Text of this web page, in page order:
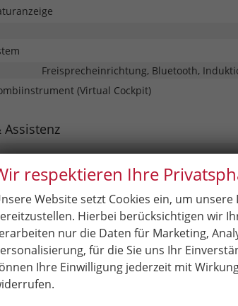
Freisprecheinrichtung, Bluetooth,
(Virtual Cockpit)
Assistenz
Kopfairbags Vorne, Beifahrerairbag
Fenster-/Kopfairbags Hinten
Tempomat, Notbremsassistent (City-Safety),
Abstandstempomat adaptiv (ACC), Toter-
(RCTA), Notrufsystem,
Park Distance Control vorne, Park Distance
abblendend
respektieren Ihre
Website setzt Cookies ein, um unsere
Hierbei berücksichtigen wir
nur die Daten für Marketing,
für die Sie uns Ihr
Ihre Einwilligung jederzeit mit